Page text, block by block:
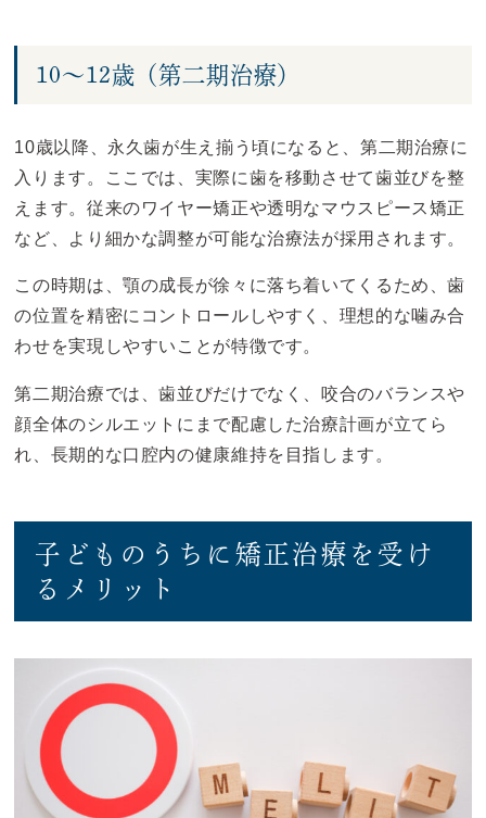
10～12歳（第二期治療）
10歳以降、永久歯が生え揃う頃になると、第二期治療に
入ります。ここでは、実際に歯を移動させて歯並びを整
えます。従来のワイヤー矯正や透明なマウスピース矯正
など、より細かな調整が可能な治療法が採用されます。
この時期は、顎の成長が徐々に落ち着いてくるため、歯
の位置を精密にコントロールしやすく、理想的な噛み合
わせを実現しやすいことが特徴です。
第二期治療では、歯並びだけでなく、咬合のバランスや
顔全体のシルエットにまで配慮した治療計画が立てら
れ、長期的な口腔内の健康維持を目指します。
子どものうちに矯正治療を受け
るメリット